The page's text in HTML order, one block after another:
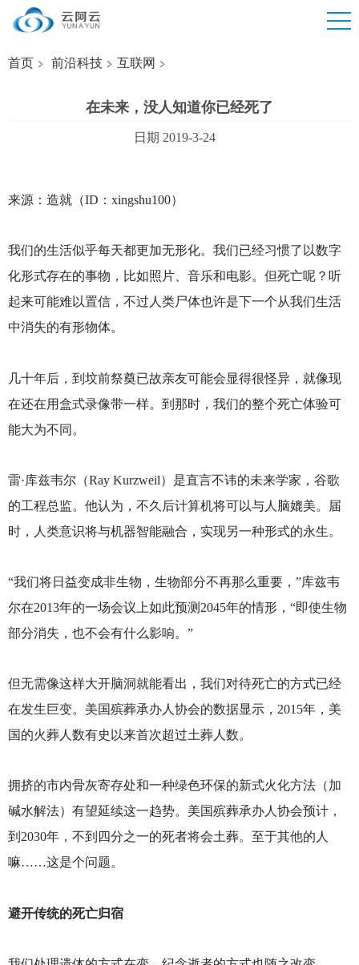
首页 前沿科技 互联网
在未来，没人知道你已经死了
日期 2019-3-24
来源：造就（ID：xingshu100）
我们的生活似乎每天都更加无形化。我们已经习惯了以数字
化形式存在的事物，比如照片、音乐和电影。但死亡呢？听
起来可能难以置信，不过人类尸体也许是下一个从我们生活
中消失的有形物体。
几十年后，到坟前祭奠已故亲友可能会显得很怪异，就像现
在还在用盒式录像带一样。到那时，我们的整个死亡体验可
能大为不同。
雷·库兹韦尔（Ray Kurzweil）是直言不讳的未来学家，谷歌
的工程总监。他认为，不久后计算机将可以与人脑媲美。届
时，人类意识将与机器智能融合，实现另一种形式的永生。
“我们将日益变成非生物，生物部分不再那么重要，”库兹韦
尔在2013年的一场会议上如此预测2045年的情形，“即使生物
部分消失，也不会有什么影响。”
但无需像这样大开脑洞就能看出，我们对待死亡的方式已经
在发生巨变。美国殡葬承办人协会的数据显示，2015年，美
国的火葬人数有史以来首次超过土葬人数。
拥挤的市内骨灰寄存处和一种绿色环保的新式火化方法（加
碱水解法）有望延续这一趋势。美国殡葬承办人协会预计，
到2030年，不到四分之一的死者将会土葬。至于其他的人
嘛……这是个问题。
避开传统的死亡归宿